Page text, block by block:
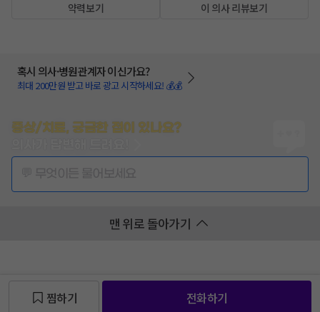
약력보기 이 의사 리뷰보기
혹시 의사·병원관계자 이신가요?
최대 200만원 받고 바로 광고 시작하세요! 💰💰
증상/치료, 궁금한 점이 있나요?
맨 위로 돌아가기
찜하기 전화하기